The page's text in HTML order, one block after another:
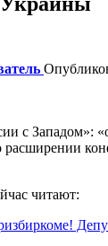
читают: